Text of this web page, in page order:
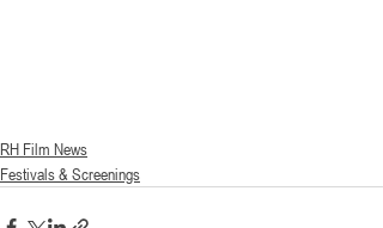
RH Film News
Festivals & Screenings